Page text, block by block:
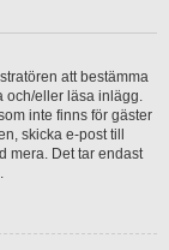
att bestämma
och/eller läsa inlägg.
inte finns för gäster
skicka e-post till
mera. Det tar endast